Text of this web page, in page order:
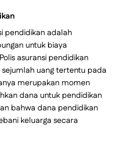
pendidikan adalah
untuk biaya
asuransi pendidikan
uang tertentu pada
merupakan momen
dana untuk pendidikan
bahwa dana pendidikan
keluarga secara